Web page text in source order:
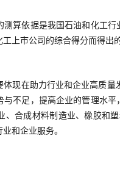
测算依据是我国石油和化工
上市公司的综合得分而得
现在助力行业和企业高质
不足，提高企业的管理水
、合成材料制造业、橡胶和
和企业服务。